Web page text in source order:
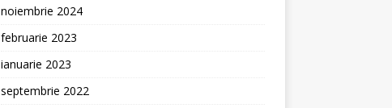
noiembrie 2024
februarie 2023
ianuarie 2023
septembrie 2022